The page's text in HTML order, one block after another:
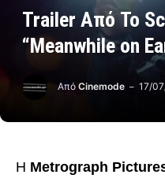
Trailer Από Το
“Meanwhile on
Από Cinemode 17/
Η Metrograph